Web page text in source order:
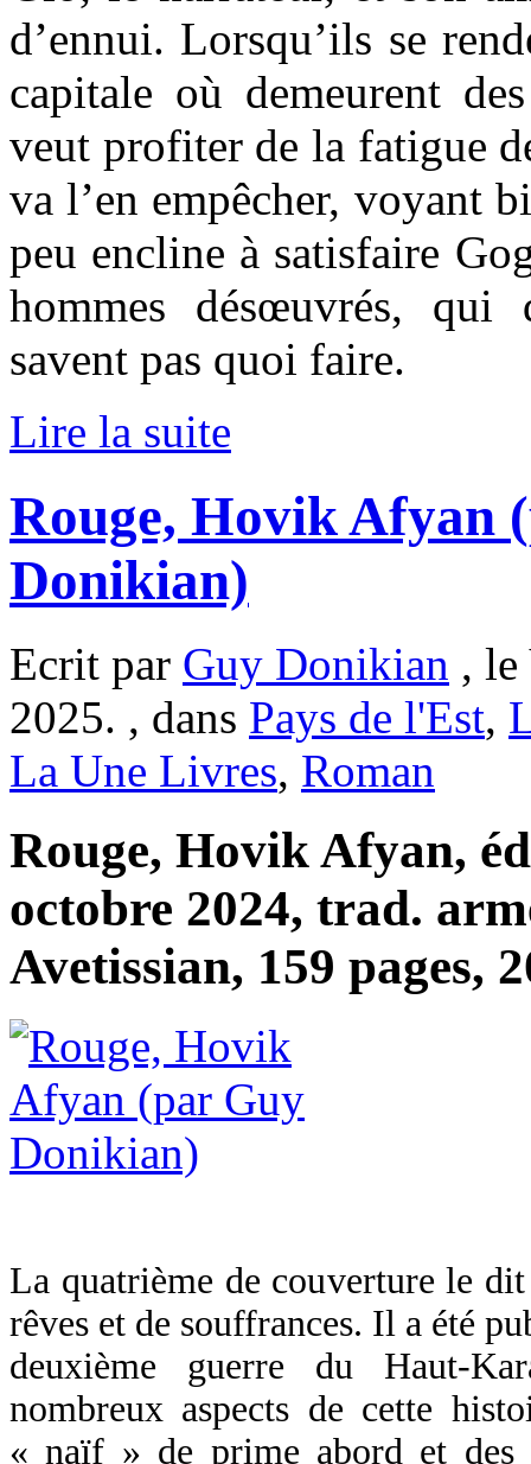
d’ennui. Lorsqu’ils se
capitale où demeurent
veut profiter de la fatigue
va l’en empêcher, voyant
peu encline à satisfaire
hommes désœuvrés,
savent pas quoi faire.
Lire la suite
Rouge, Hovik Afyan
Donikian)
Ecrit par Guy Donikian , le
2025. , dans Pays de l'Est,
La Une Livres, Roman
Rouge, Hovik Afyan,
octobre 2024, trad.
Avetissian, 159 pages,
La quatrième de couverture le
rêves et de souffrances. Il a été
deuxième guerre du Haut-
nombreux aspects de cette
« naïf » de prime abord et des